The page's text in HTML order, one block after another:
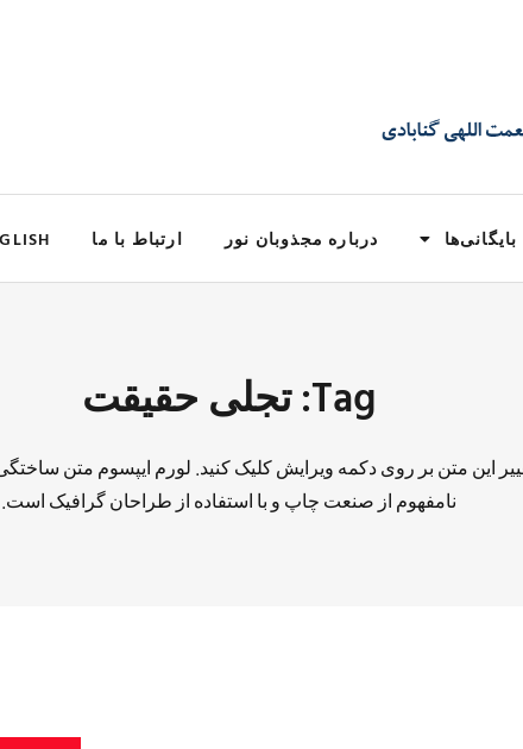
بایگانی‌ها درباره مجذوبان نور ارتباط با ما
Tag: تجلی حقیقت
این متن بر روی دکمه ویرایش کلیک کنید. لورم ایپسوم متن
نامفهوم از صنعت چاپ و با استفاده از طراحان گرافیک است.